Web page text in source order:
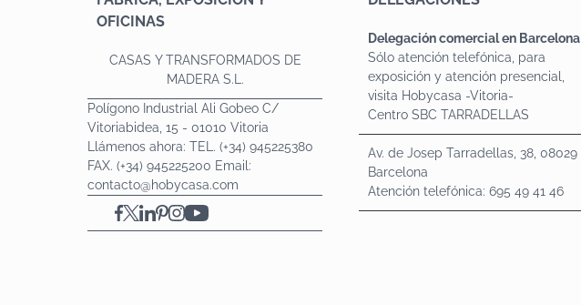
OFICINAS
CASAS Y TRANSFORMADOS DE
MADERA S.L.
Polígono Industrial Ali Gobeo C/
Vitoriabidea, 15 - 01010 Vitoria
Llámenos ahora: TEL. (+34) 945225380
FAX. (+34) 945225200 Email:
contacto@hobycasa.com
Delegación comercial en Barcelona
Sólo atención telefónica, para
exposición y atención presencial,
visita Hobycasa -Vitoria-
Centro SBC TARRADELLAS
Av. de Josep Tarradellas, 38, 08029
Barcelona
Atención telefónica: 695 49 41 46